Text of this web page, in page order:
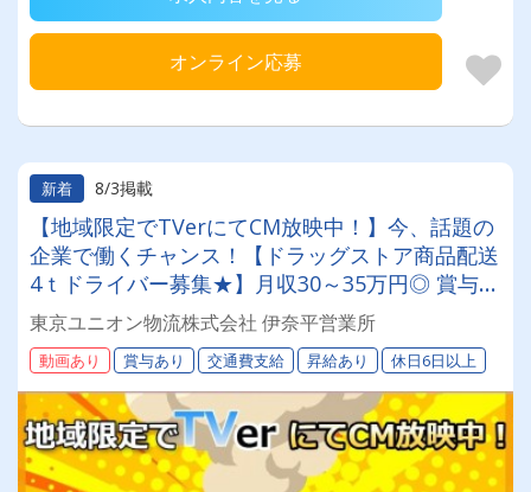
オンライン応募
新着 8/3掲載
【地域限定でTVerにてCM放映中！】今、話題の
企業で働くチャンス！【ドラッグストア商品配送
4ｔドライバー募集★】月収30～35万円◎ 賞与年
2回／昇給有／福利厚生充実／仕事量安定／未経
験歓迎◎ 【年間休日113日以上】連休もあり◎プ
ライベート充実可◎「安心・安全」で働く。東京
ユニオン物流でドライバーライフを送りません
か？
東京ユニオン物流株式会社 伊奈平営業所
動画あり 賞与あり 交通費支給 昇給あり 休日6日以上